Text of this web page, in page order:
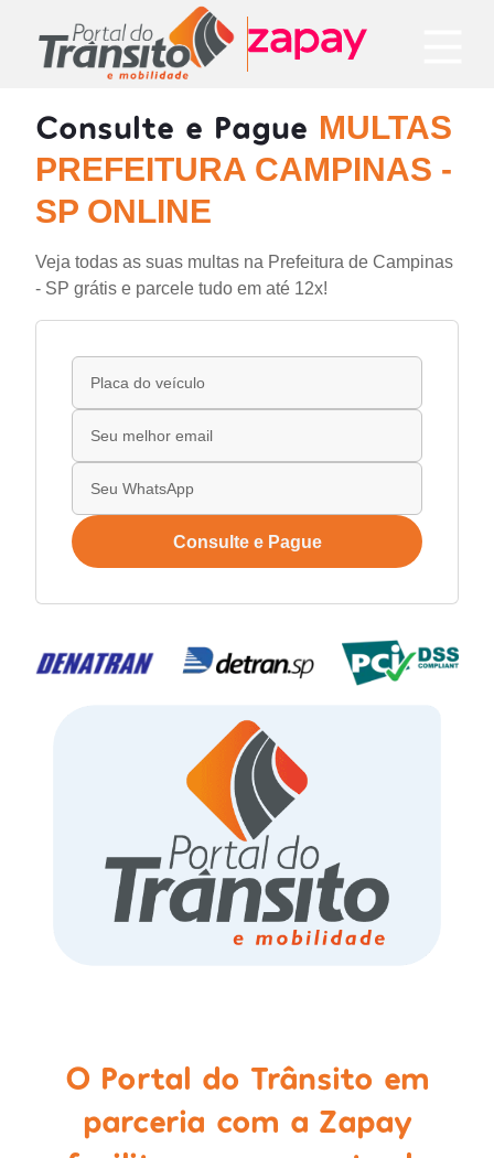
Consulte e Pague MULTAS
PREFEITURA CAMPINAS -
SP ONLINE
Veja todas as suas multas na Prefeitura de Campinas
- SP grátis e parcele tudo em até 12x!
Consulte e Pague
O Portal do Trânsito em
parceria com a Zapay